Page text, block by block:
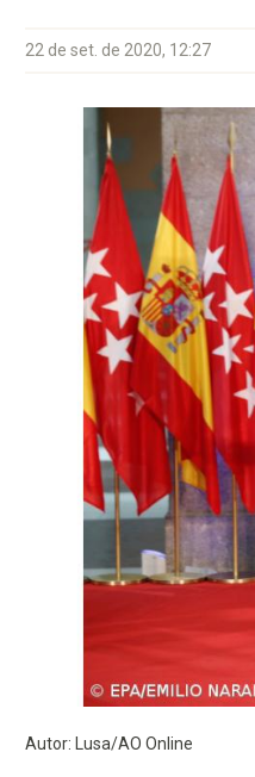
22 de set. de 2020, 12:27
Autor: Lusa/AO Online